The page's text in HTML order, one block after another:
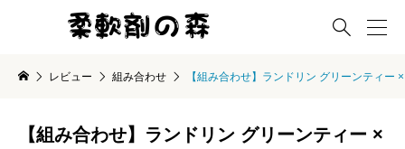

レビュー 組み合わせ 【組み合わせ】ランドリン グリーンティ
【組み合わせ】ランドリン グリーンティー ×